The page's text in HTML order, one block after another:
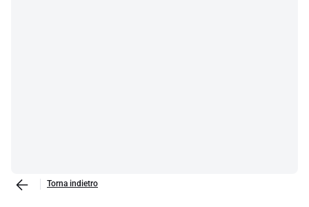
Torna indietro